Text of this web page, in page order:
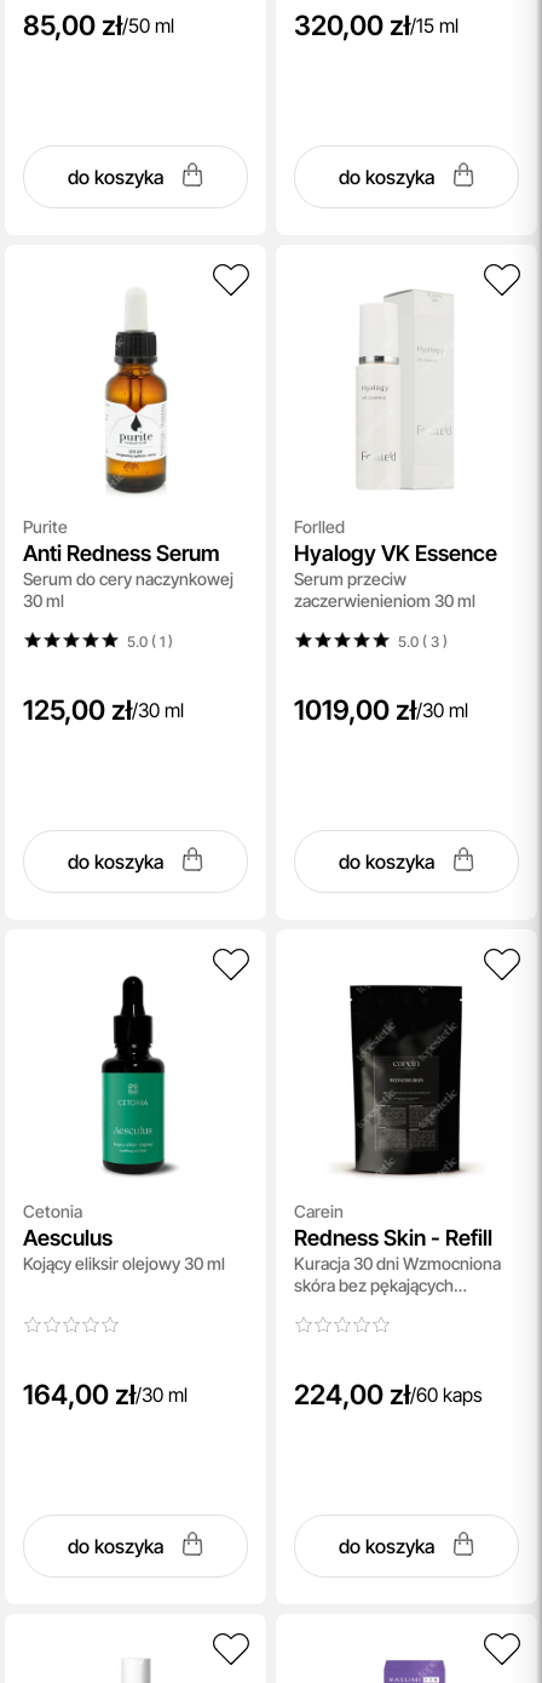
85,00 zł/50 ml
do koszyka
320,00 zł/15 ml
do koszyka
Purite
Anti Redness Serum
Serum do cery naczynkowej
30 ml
5.0 ( 1)
125,00 zł/30 ml
do koszyka
Forlled
Hyalogy VK Essence
Serum przeciw
zaczerwienieniom 30 ml
5.0 ( 3)
1019,00 zł/30 ml
do koszyka
Cetonia
Aesculus
Kojący eliksir olejowy 30 ml
164,00 zł/30 ml
do koszyka
Carein
Redness Skin - Refill
Kuracja 30 dni Wzmocniona
skóra bez pękających
uzupełnienie 60 kaps
224,00 zł/60 kaps
do koszyka